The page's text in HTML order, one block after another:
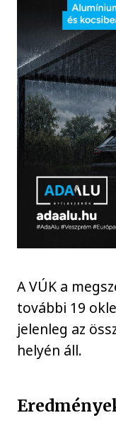
A VÚK a
további 19
jelenleg az
helyén áll.